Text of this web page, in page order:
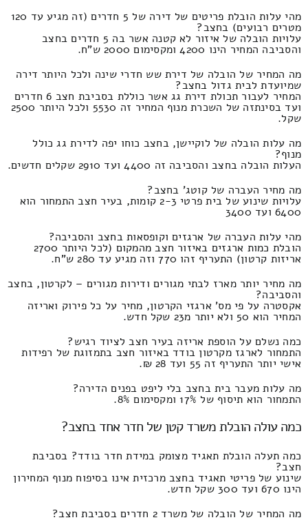
מהי עלות הובלת פריטים של דירה של 5 חדרים (זה מגיע עד 120
מטרים רבועים) בחצב?
עלויות הובלה של איזור לא קטנה אשר בה 5 חדרים בחצב
והסביבה המחיר הינו 4200 ומקסימום 2000 ש"ח.
מה המחיר של הובלה של דירת שש חדרי שינה ולכל היותר דירה
שמיועדת לבית גדול בחצב?
המחיר לעבור תכולת דירת גג אשר כוללת בסביבת חצב 6 חדרים
ועד בסינתזה של השכרת מנוף המחיר זה 5530 ולכל היותר 2500
שקל.
מה עלות הובלה של לוקיישן, בחצב כוחו יפה לדירת גג כולל
מנוף?
העלות הובלה בחצב והסביבה זה 4400 ועד 2910 שקלים חדשים.
מה מחיר העברה של קוטג' בחצב?
עלויות שינוע של בית פרטי 2-3 קומות, בעיר חצב התמחור הוא
6400 ועד 3400
מהי עלות העברה של ארגזים וקופסאות בחצב והסביבה?
הובלת כמות ארגזים באיזור חצב מהמקום (לכל היותר 2700
אריזות קרטון) התעריף זהו 770 וזה מגיע עד 280 ש"ח.
מה מחיר יותר מארז לבתי מגורים ודירות מגורים – לקרטון, בחצב
והסביבה?
אקסטרה על פי מס' ארגזי הקרטון, מחיר על כל פירוק ואריזה
המחיר הוא 50 ולא יותר מ23 שקל חדש.
כמה נשלם על הוספת אריזה בעיר חצב לציוד רגיש?
התמחור לארגז מקרטון בודד באיזור חצב בתמזוגת של רפידות
אישי יותר התעריף זה 55 ועד 28 ₪.
מה עלות מעבר בית בחצב בלי ליפט בפנים הדירה?
התמחור הוא תיסוף של 17% ומקסימום 8%.
כמה עולה הובלת משרד קטן של חדר אחד בחצב?
כמה תעלה הובלת תאגיד מצומק במידת חדר בודד? בסביבת
חצב?
שינוע של פריטי תאגיד בחצב מרכזית אינו בסיפוח מנוף המחירון
הינו 670 ועד 300 שקל חדש.
מה המחיר של הובלה של משרד 2 חדרים בסביבת חצב?